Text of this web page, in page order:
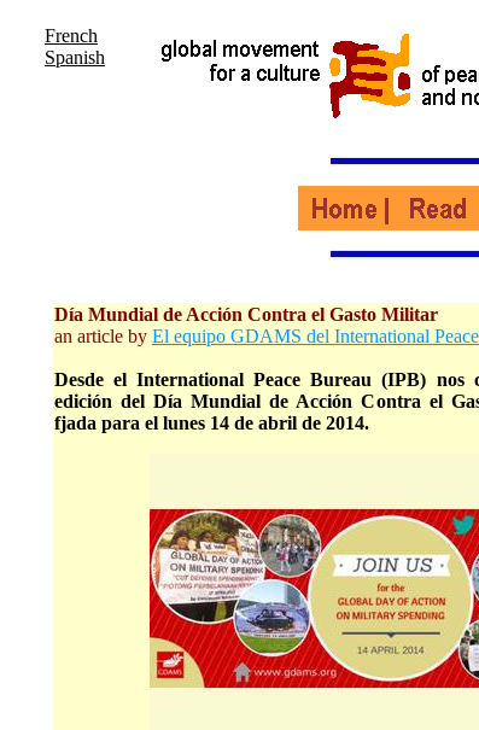
French
Spanish
Día Mundial de Acción Contra el Gasto Militar
an article by El equipo GDAMS del International
Desde el International Peace Bureau (IPB) nos
edición del Día Mundial de Acción Contra el
fjada para el lunes 14 de abril de 2014.